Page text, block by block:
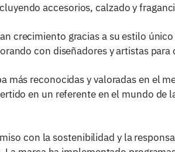
accesorios, calzado y
crecimiento gracias a su estilo
con diseñadores y artistas
más reconocidas y valoradas en el
en un referente en el mundo
con la sostenibilidad y la